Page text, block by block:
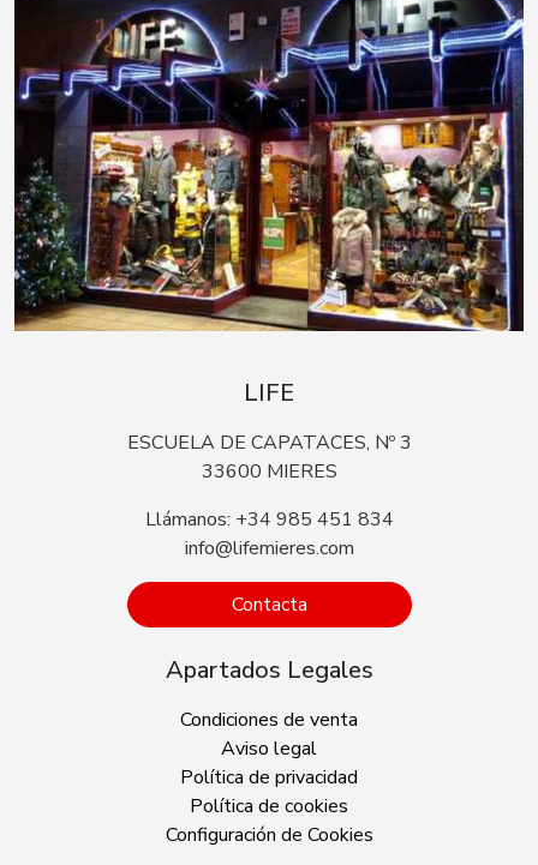
LIFE
ESCUELA DE CAPATACES, Nº 3
33600 MIERES
Llámanos: +34 985 451 834
info@lifemieres.com
Contacta
Apartados Legales
Condiciones de venta
Aviso legal
Política de privacidad
Política de cookies
Configuración de Cookies